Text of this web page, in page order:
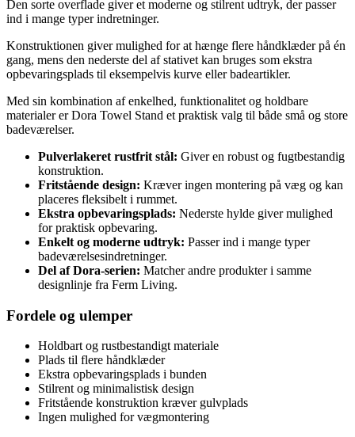
Den sorte overflade giver et moderne og stilrent udtryk, der passer
ind i mange typer indretninger.
Konstruktionen giver mulighed for at hænge flere håndklæder på én
gang, mens den nederste del af stativet kan bruges som ekstra
opbevaringsplads til eksempelvis kurve eller badeartikler.
Med sin kombination af enkelhed, funktionalitet og holdbare
materialer er Dora Towel Stand et praktisk valg til både små og store
badeværelser.
Pulverlakeret rustfrit stål: Giver en robust og fugtbestandig
konstruktion.
Fritstående design: Kræver ingen montering på væg og kan
placeres fleksibelt i rummet.
Ekstra opbevaringsplads: Nederste hylde giver mulighed
for praktisk opbevaring.
Enkelt og moderne udtryk: Passer ind i mange typer
badeværelsesindretninger.
Del af Dora-serien: Matcher andre produkter i samme
designlinje fra Ferm Living.
Fordele og ulemper
Holdbart og rustbestandigt materiale
Plads til flere håndklæder
Ekstra opbevaringsplads i bunden
Stilrent og minimalistisk design
Fritstående konstruktion kræver gulvplads
Ingen mulighed for vægmontering